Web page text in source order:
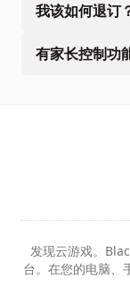
我该如何退订
有家长控制功
发现云游戏。
台。在您的电脑、